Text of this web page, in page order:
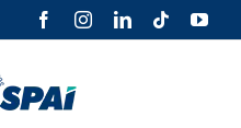
FacebookInstagramLinkedIn
Tiktok